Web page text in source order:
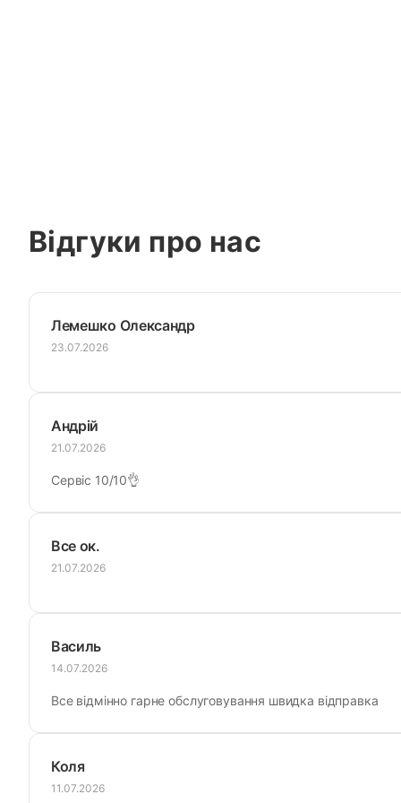
Відгуки про нас
Лемешко Олександр
23.07.2026
Андрій
21.07.2026
Сервіс 10/10👌
Все ок.
21.07.2026
Василь
14.07.2026
Все відмінно гарне обслуговування швидка відправка
Коля
11.07.2026